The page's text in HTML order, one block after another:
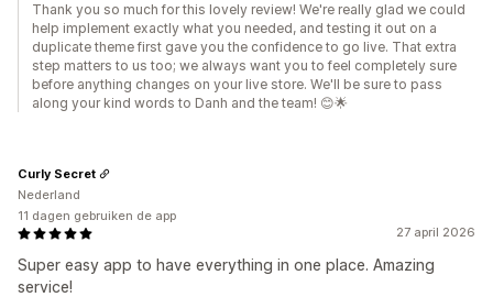
Thank you so much for this lovely review! We're really glad we could
help implement exactly what you needed, and testing it out on a
duplicate theme first gave you the confidence to go live. That extra
step matters to us too; we always want you to feel completely sure
before anything changes on your live store. We'll be sure to pass
along your kind words to Danh and the team! 😊🌟
27 april 2026
Super easy app to have everything in one place. Amazing
service!
Curly Secret
Nederland
11 dagen gebruiken de app